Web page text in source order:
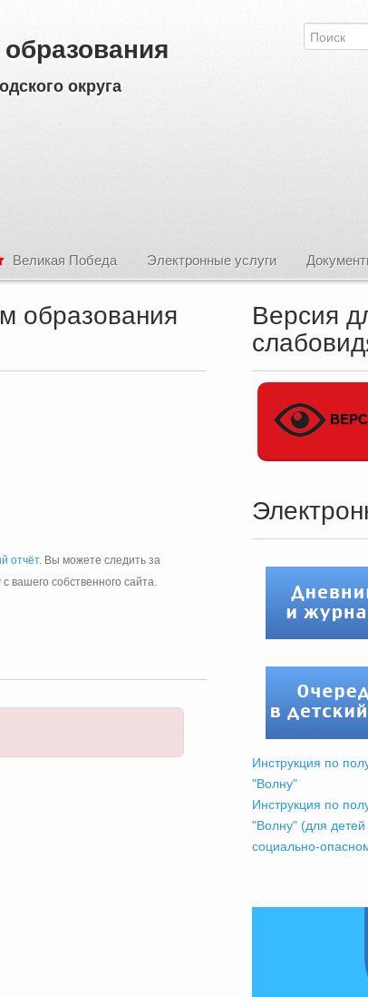
округа
Великая Победа Электронные услуги
образования
отчёт. Вы можете следить за
с вашего собственного сайта.
Версия
Инструкция по
"Волну"
Инструкция по
"Волну" (для
социально-